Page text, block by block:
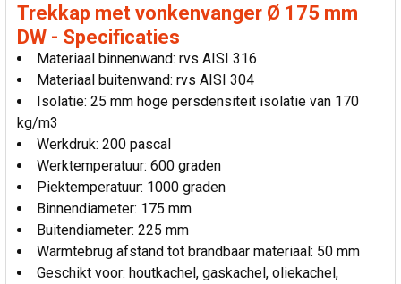
Trekkap met vonkenvanger Ø 175 mm
DW - Specificaties
Materiaal binnenwand: rvs AISI 316
Materiaal buitenwand: rvs AISI 304
Isolatie: 25 mm hoge persdensiteit isolatie van 170
kg/m3
Werkdruk: 200 pascal
Werktemperatuur: 600 graden
Piektemperatuur: 1000 graden
Binnendiameter: 175 mm
Buitendiameter: 225 mm
Warmtebrug afstand tot brandbaar materiaal: 50 mm
Geschikt voor: houtkachel, gaskachel, oliekachel,